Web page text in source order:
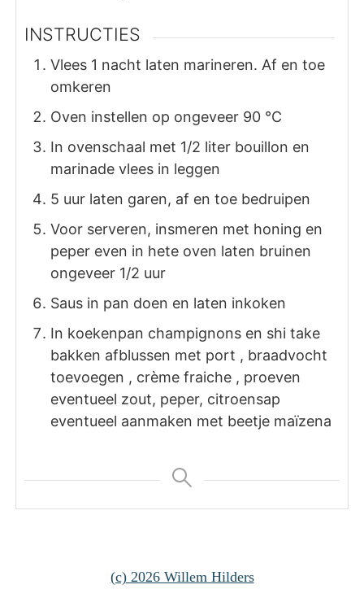
INSTRUCTIES
Vlees 1 nacht laten marineren. Af en toe
omkeren
Oven instellen op ongeveer 90 °C
In ovenschaal met 1/2 liter bouillon en
marinade vlees in leggen
5 uur laten garen, af en toe bedruipen
Voor serveren, insmeren met honing en
peper even in hete oven laten bruinen
ongeveer 1/2 uur
Saus in pan doen en laten inkoken
In koekenpan champignons en shi take
bakken afblussen met port , braadvocht
toevoegen , crème fraiche , proeven
eventueel zout, peper, citroensap
eventueel aanmaken met beetje maïzena
(c) 2026 Willem Hilders